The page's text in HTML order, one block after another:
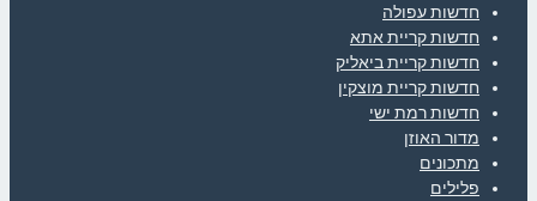
חדשות עפולה
חדשות קריית אתא
חדשות קריית ביאליק
חדשות קריית מוצקין
חדשות רמת ישי
מדור האוזן
מתכונים
פלילים